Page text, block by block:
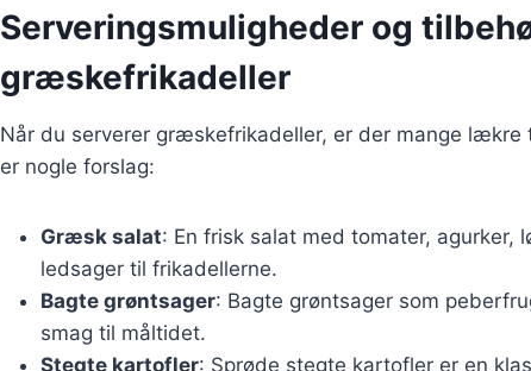
Serveringsmuligheder og
græskefrikadeller
Når du serverer græskefrikadeller, er der mange
er nogle forslag:
Græsk salat: En frisk salat med tomater, agurker,
ledsager til frikadellerne.
Bagte grøntsager: Bagte grøntsager som
smag til måltidet.
Stegte kartofler: Sprøde stegte kartofler er en